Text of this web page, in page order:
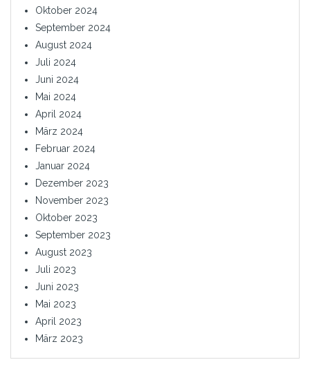
Oktober 2024
September 2024
August 2024
Juli 2024
Juni 2024
Mai 2024
April 2024
März 2024
Februar 2024
Januar 2024
Dezember 2023
November 2023
Oktober 2023
September 2023
August 2023
Juli 2023
Juni 2023
Mai 2023
April 2023
März 2023